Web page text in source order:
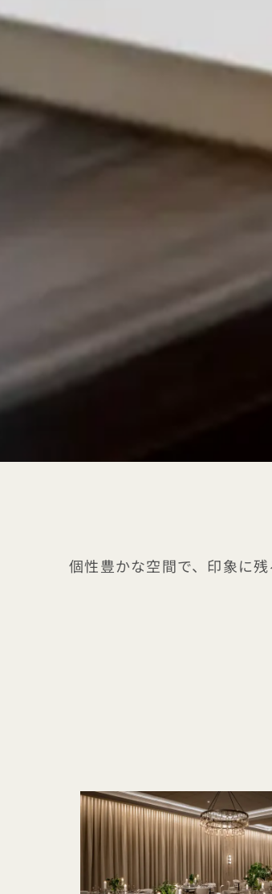
個性豊かな空間で、印象に